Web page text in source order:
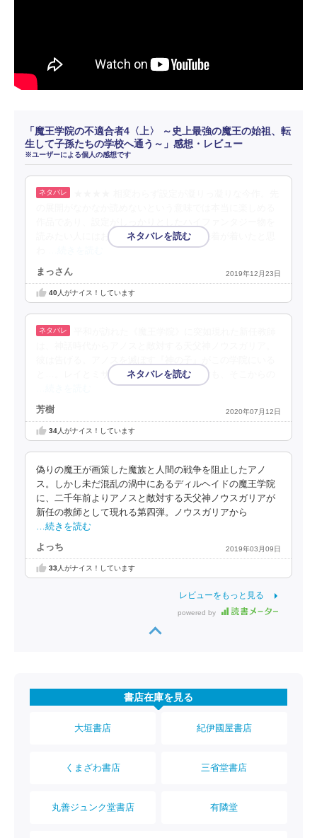
「魔王学院の不適合者4〈上〉 ～史上最強の魔王の始祖、転
生して子孫たちの学校へ通う～」感想・レビュー
※ユーザーによる個人の感想です
読みたい人にはおすすめできる。前巻で決着が着いたと思
まっさん 2019年12月23日
40人がナイス！しています
と…。レイとミサのカップル成立に心和むも、そこからの
芳樹 2020年07月12日
34人がナイス！しています
偽りの魔王が画策した魔族と人間の戦争を阻止したアノ
ス。しかし未だ混乱の渦中にあるディルヘイドの魔王学院
に、二千年前よりアノスと敵対する天父神ノウスガリアが
新任の教師として現れる第四弾。ノウスガリアから
…続きを読む
よっち 2019年03月09日
33人がナイス！しています
レビューをもっと見る
powered by
書店在庫を見る
大垣書店 紀伊國屋書店
くまざわ書店 三省堂書店
丸善ジュンク堂書店 有隣堂